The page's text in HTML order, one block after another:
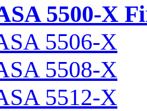
5500-X
5506-X
5508-X
5512-X